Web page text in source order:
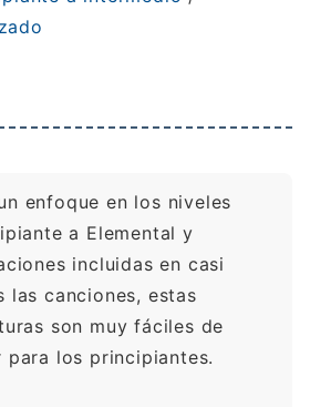
enfoque en los niveles
a Elemental y
incluidas en casi
las canciones, estas
son muy fáciles de
para los principiantes.